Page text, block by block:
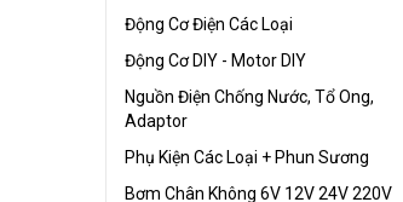
Động Cơ Điện Các Loại
Động Cơ DIY - Motor DIY
Nguồn Điện Chống Nước, Tổ Ong,
Adaptor
Phụ Kiện Các Loại + Phun Sương
Bơm Chân Không 6V 12V 24V 220V